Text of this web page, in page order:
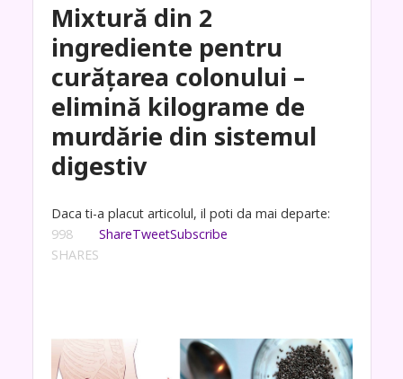
Mixtură din 2
ingrediente pentru
curățarea colonului –
elimină kilograme de
murdărie din sistemul
digestiv
Daca ti-a placut articolul, il poti da mai departe:
998
SHARES
ShareTweetSubscribe